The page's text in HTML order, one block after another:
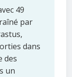
49
par
dans
des
un